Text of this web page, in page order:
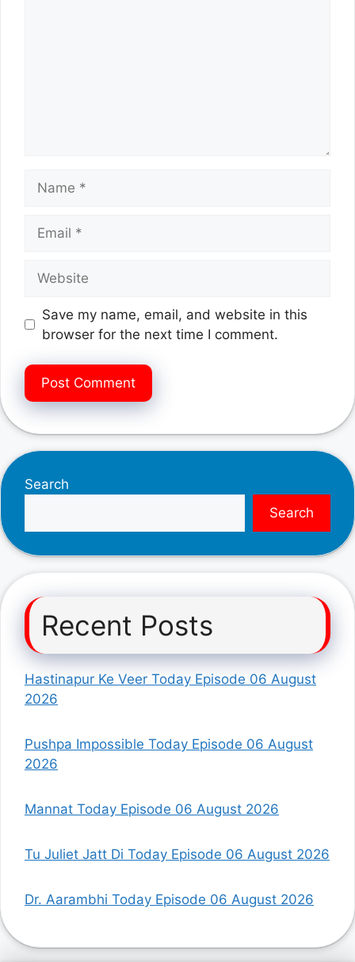
Save my name, email, and website in this
browser for the next time I comment.
Search
Search
Recent Posts
Hastinapur Ke Veer Today Episode 06 August
2026
Pushpa Impossible Today Episode 06 August
2026
Mannat Today Episode 06 August 2026
Tu Juliet Jatt Di Today Episode 06 August 2026
Dr. Aarambhi Today Episode 06 August 2026